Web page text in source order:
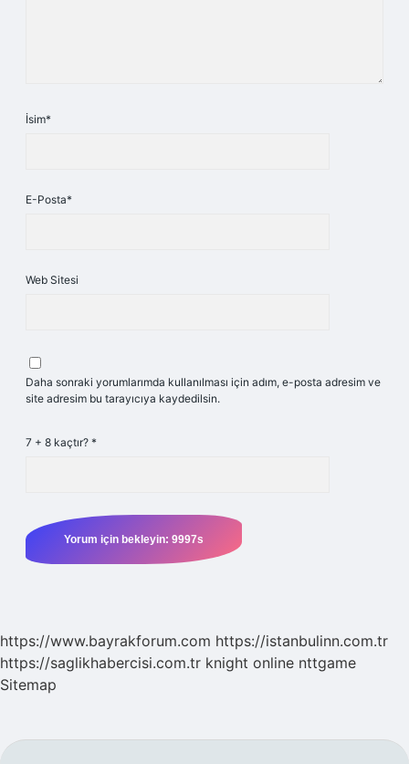
İsim*
E-Posta*
Web Sitesi
Daha sonraki yorumlarımda kullanılması için adım, e-posta adresim ve
site adresim bu tarayıcıya kaydedilsin.
7 + 8 kaçtır? *
https://www.bayrakforum.com https://istanbulinn.com.tr
https://saglikhabercisi.com.tr knight online nttgame
Sitemap